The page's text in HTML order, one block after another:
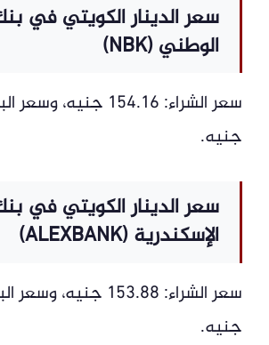
سعر الدينار الكويتي في
الوطني (NBK)
جنيه.
سعر الدينار الكويتي في
الإسكندرية (ALEXBANK)
جنيه.